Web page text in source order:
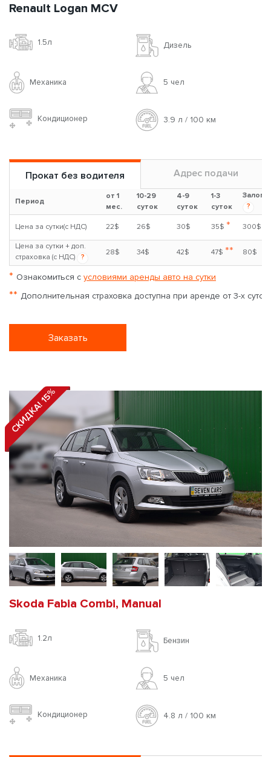
Renault Logan MCV
1.5л Дизель
Механика 5 чел
Кондиционер 3.9 л / 100 км
Прокат без водителя Адрес подачи
Период
от 1
мес.
10-29
суток
4-9
суток
1-3
суток
Залог
?
Цена за сутки(с НДС) 22$ 26$ 30$ 35$ * 300$
Цена за сутки + доп.
страховка (с НДС)
?
28$ 34$ 42$ 47$ ** 80$
* Ознакомиться с условиями аренды авто на сутки
** Дополнительная страховка доступна при аренде от 3-х суток
Заказать
СКИДКА! 15%
Skoda Fabia Combi, Manual
1.2л Бензин
Механика 5 чел
Кондиционер 4.8 л / 100 км